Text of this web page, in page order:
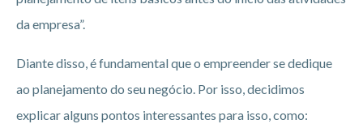
da empresa”.
Diante disso, é fundamental que o empreender se dedique
ao planejamento do seu negócio. Por isso, decidimos
explicar alguns pontos interessantes para isso, como: